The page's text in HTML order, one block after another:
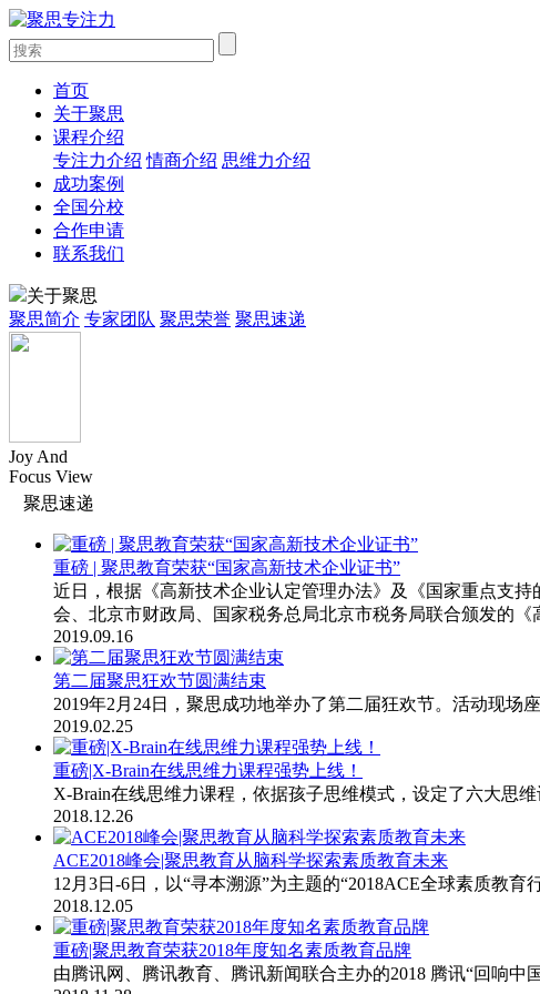
首页
关于聚思
课程介绍
专注力介绍 情商介绍 思维力介绍
成功案例
全国分校
合作申请
联系我们
关于聚思
聚思简介 专家团队 聚思荣誉 聚思速递
Joy And
Focus View
聚思速递
重磅 | 聚思教育荣获“国家高新技术企业证书”
近日，根据《高新技术企业认定管理办法》及《国家重点支
会、北京市财政局、国家税务总局北京市税务局联合颁发的《
2019.09.16
第二届聚思狂欢节圆满结束
2019年2月24日，聚思成功地举办了第二届狂欢节。活动现场
2019.02.25
重磅|X-Brain在线思维力课程强势上线！
X-Brain在线思维力课程，依据孩子思维模式，设定了六大思
2018.12.26
ACE2018峰会|聚思教育从脑科学探索素质教育未来
12月3日-6日，以“寻本溯源”为主题的“2018ACE全球素质教
2018.12.05
重磅|聚思教育荣获2018年度知名素质教育品牌
由腾讯网、腾讯教育、腾讯新闻联合主办的2018 腾讯“回响中